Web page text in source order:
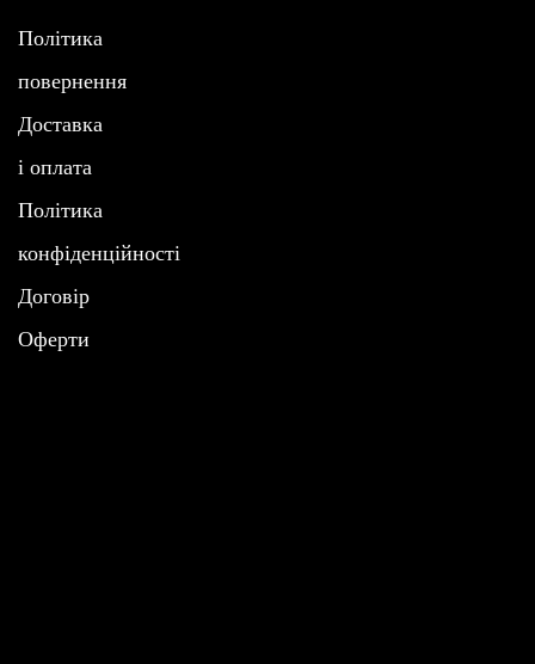
Політика
повернення
Доставка
і оплата
Політика
конфіденційності
Договір
Oферти